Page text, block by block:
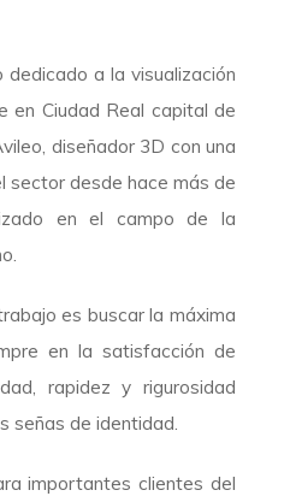
a la visualización
en Ciudad Real capital de
diseñador 3D con una
sector desde hace más de
en el campo de la
es buscar la máxima
en la satisfacción de
rapidez y rigurosidad
señas de identidad.
importantes clientes del